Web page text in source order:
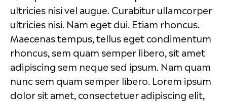
ultricies nisi vel augue. Curabitur ullamcorper
ultricies nisi. Nam eget dui. Etiam rhoncus.
Maecenas tempus, tellus eget condimentum
rhoncus, sem quam semper libero, sit amet
adipiscing sem neque sed ipsum. Nam quam
nunc sem quam semper libero. Lorem ipsum
dolor sit amet, consectetuer adipiscing elit,